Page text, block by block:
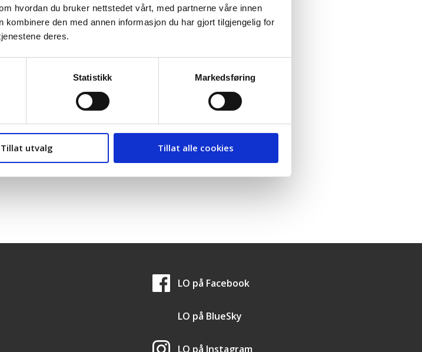
hvordan du bruker nettstedet vårt, med partnerne våre innen
den med annen informasjon du har gjort tilgjengelig for
deres.
Statistikk Markedsføring
Tillat utvalg Tillat alle cookies
Rødt Senterpartiet
Konservativt
LO i sosiale medier
LO på Facebook
LO på BlueSky
LO på Instagram